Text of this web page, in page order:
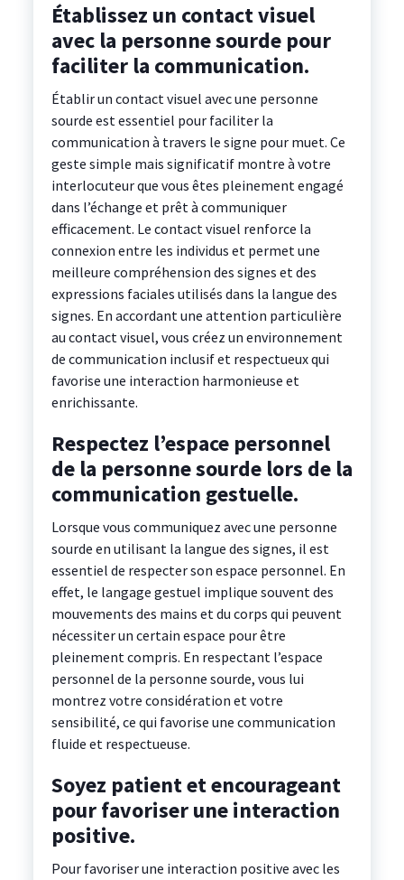
Établissez un contact visuel
avec la personne sourde pour
faciliter la communication.
Établir un contact visuel avec une personne
sourde est essentiel pour faciliter la
communication à travers le signe pour muet. Ce
geste simple mais significatif montre à votre
interlocuteur que vous êtes pleinement engagé
dans l’échange et prêt à communiquer
efficacement. Le contact visuel renforce la
connexion entre les individus et permet une
meilleure compréhension des signes et des
expressions faciales utilisés dans la langue des
signes. En accordant une attention particulière
au contact visuel, vous créez un environnement
de communication inclusif et respectueux qui
favorise une interaction harmonieuse et
enrichissante.
Respectez l’espace personnel
de la personne sourde lors de la
communication gestuelle.
Lorsque vous communiquez avec une personne
sourde en utilisant la langue des signes, il est
essentiel de respecter son espace personnel. En
effet, le langage gestuel implique souvent des
mouvements des mains et du corps qui peuvent
nécessiter un certain espace pour être
pleinement compris. En respectant l’espace
personnel de la personne sourde, vous lui
montrez votre considération et votre
sensibilité, ce qui favorise une communication
fluide et respectueuse.
Soyez patient et encourageant
pour favoriser une interaction
positive.
Pour favoriser une interaction positive avec les